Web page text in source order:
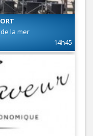
la mer
14h45